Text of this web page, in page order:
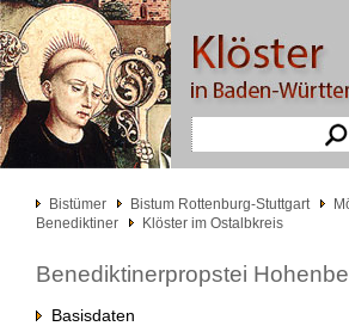
Bistümer Bistum Rottenburg-Stuttgart
Benediktiner
Klöster im Ostalbkreis
Benediktinerpropstei
Basisdaten